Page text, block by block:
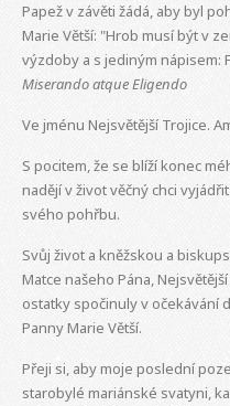
Papež v závěti žádá, aby byl
Marie Větší: "Hrob musí být v
výzdoby a s jediným nápisem:
Miserando atque Eligendo
Ve jménu Nejsvětější Trojice.
S pocitem, že se blíží konec
nadějí v život věčný chci
svého pohřbu.
Svůj život a kněžskou a
Matce našeho Pána,
ostatky spočinuly v očekávání
Panny Marie Větší.
Přeji si, aby moje poslední
starobylé mariánské svatyni,